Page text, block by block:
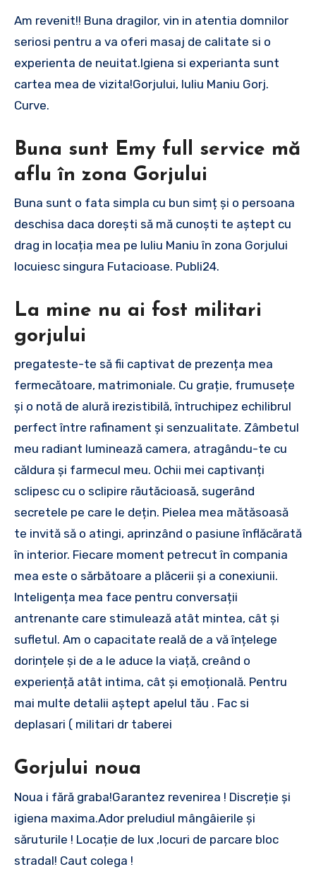
Am revenit!! Buna dragilor, vin in atentia domnilor
seriosi pentru a va oferi masaj de calitate si o
experienta de neuitat.Igiena si experianta sunt
cartea mea de vizita!Gorjului, Iuliu Maniu Gorj.
Curve.
Buna sunt Emy full service mă
aflu în zona Gorjului
Buna sunt o fata simpla cu bun simț și o persoana
deschisa daca dorești să mă cunoști te aștept cu
drag in locația mea pe Iuliu Maniu în zona Gorjului
locuiesc singura Futacioase. Publi24.
La mine nu ai fost militari
gorjului
pregateste-te să fii captivat de prezența mea
fermecătoare, matrimoniale. Cu grație, frumusețe
și o notă de alură irezistibilă, întruchipez echilibrul
perfect între rafinament și senzualitate. Zâmbetul
meu radiant luminează camera, atragându-te cu
căldura și farmecul meu. Ochii mei captivanți
sclipesc cu o sclipire răutăcioasă, sugerând
secretele pe care le dețin. Pielea mea mătăsoasă
te invită să o atingi, aprinzând o pasiune înflăcărată
în interior. Fiecare moment petrecut în compania
mea este o sărbătoare a plăcerii și a conexiunii.
Inteligența mea face pentru conversații
antrenante care stimulează atât mintea, cât și
sufletul. Am o capacitate reală de a vă înțelege
dorințele și de a le aduce la viață, creând o
experiență atât intima, cât și emoțională. Pentru
mai multe detalii aștept apelul tău . Fac si
deplasari ( militari dr taberei
Gorjului noua
Noua i fără graba!Garantez revenirea ! Discreție și
igiena maxima.Ador preludiul mângâierile și
săruturile ! Locație de lux ,locuri de parcare bloc
stradal! Caut colega !